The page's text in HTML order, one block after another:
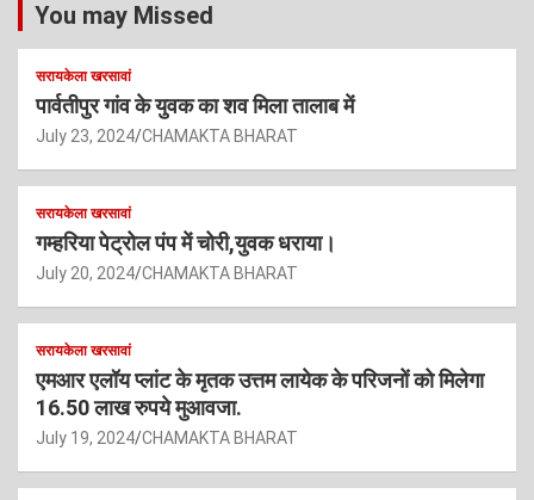
You may Missed
सरायकेला खरसावां
पार्वतीपुर गांव के युवक का शव मिला तालाब में
July 23, 2024 CHAMAKTA BHARAT
सरायकेला खरसावां
गम्हरिया पेट्रोल पंप में चोरी,युवक धराया।
July 20, 2024 CHAMAKTA BHARAT
सरायकेला खरसावां
एमआर एलॉय प्लांट के मृतक उत्तम लायेक के परिजनों को मिलेगा
16.50 लाख रुपये मुआवजा.
July 19, 2024 CHAMAKTA BHARAT